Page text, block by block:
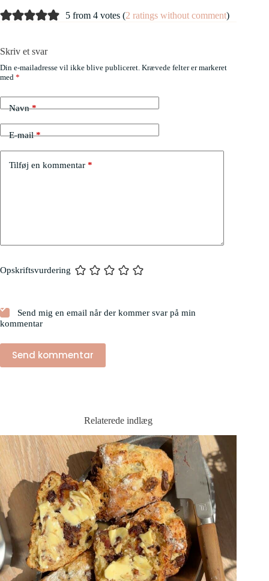
5 from 4 votes (2 ratings without comment)
Skriv et svar
Din e-mailadresse vil ikke blive publiceret. Krævede felter er markeret
med *
Navn*
E-mail*
Tilføj en kommentar *
Opskriftsvurdering
Send mig en email når der kommer svar på min
kommentar
Send kommentar
Relaterede indlæg